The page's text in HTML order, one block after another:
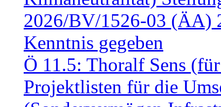
2026/BV/1526-03 (ÄA)
Kenntnis gegeben
Ö 11.5: Thoralf Sens
Projektlisten für die